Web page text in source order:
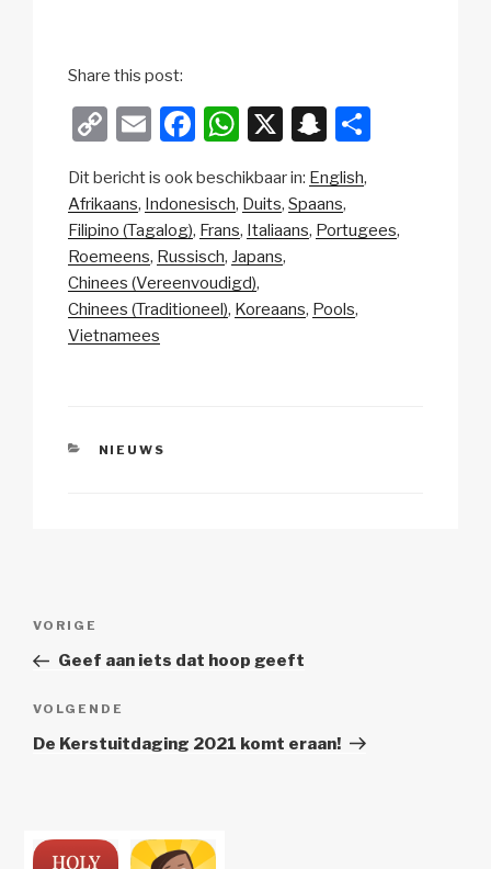
Share this post:
C
p
y
Li
n
k
E
ail
F
c
e
b
o
W
at
s
A
p
X
S
a
p
h
n
Dit bericht is ook beschikbaar in: English
Afrikaans Indonesisch Duits Spaans
Filipino (Tagalog) Frans Italiaans Portugees
Roemeens Russisch Japans
Chinees (Vereenvoudigd)
Chinees (Traditioneel) Koreaans Pools
Vietnamees
CATEGORIEËN
NIEUWS
Vorig
bericht
VORIGE
Geef aan iets dat hoop geeft
Volgend
Bericht
VOLGENDE
De Kerstuitdaging 2021 komt eraan!